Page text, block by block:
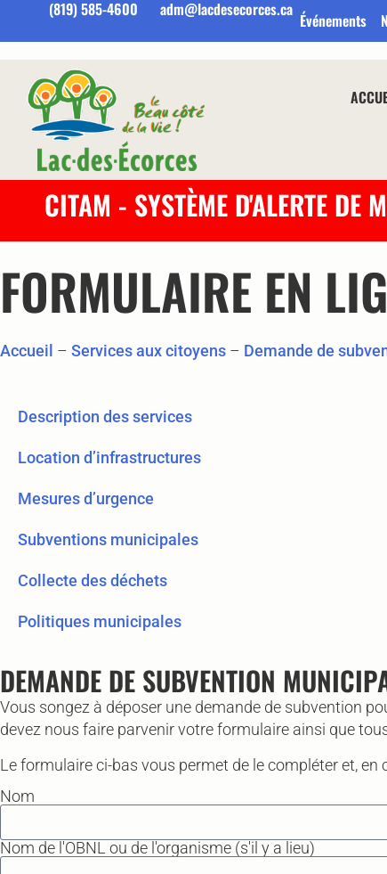
(819) 585-4600 adm@lacdesecorces.ca
Événements
CITAM - SYSTÈME D'ALERTE DE
FORMULAIRE EN
Accueil – Services aux citoyens – Demande de
Description des services
Location d’infrastructures
Mesures d’urgence
Subventions municipales
Collecte des déchets
Politiques municipales
DEMANDE DE SUBVENTION
Vous songez à déposer une demande de subvention
devez nous faire parvenir votre formulaire ainsi que
Le formulaire ci-bas vous permet de le compléter et,
Nom
Nom de l'OBNL ou de l'organisme (s'il y a lieu)